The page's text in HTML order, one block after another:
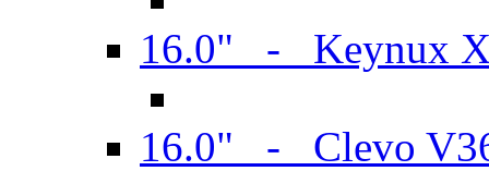
16.0" - Keynux
16.0" - Clevo